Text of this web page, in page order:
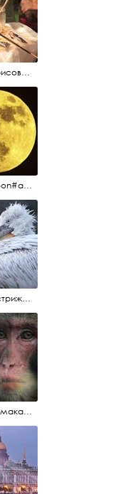
#рисую#рисовать#краскихолстмасло#картина#холст#кисточки#палитра#художник#портрет#aplgallery
#луна#moon#апрельскаялуна#санктпетербург
#модныестрижки#стильныестрижки#причёски#зоопарк #пеликан#санктпетербург #причёскиподуше
#японскиймакак#снежнаяобезьяна#приматы#макака#зоопарк#животные#ленинградскийзоопарк#macaca#macacafuscata#санктпетербург